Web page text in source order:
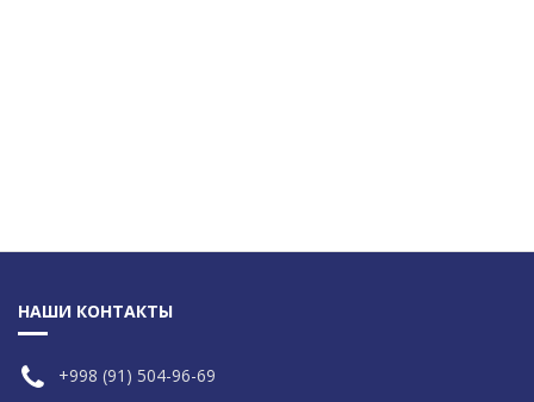
НАШИ КОНТАКТЫ
+998 (91) 504-96-69